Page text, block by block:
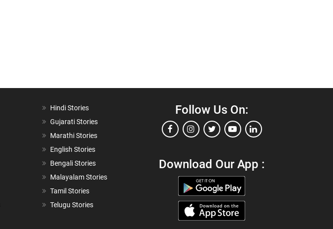
Hindi Stories
Gujarati Stories
Marathi Stories
English Stories
Bengali Stories
Malayalam Stories
Tamil Stories
Telugu Stories
Follow Us On:
Download Our App :